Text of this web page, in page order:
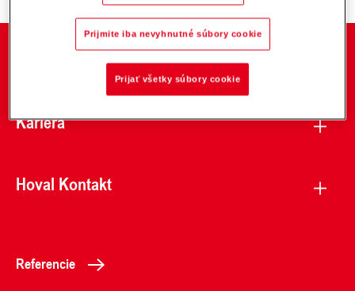
O spoločnosti
Kariéra
Hoval Kontakt
Referencie
Prijmite iba nevyhnutné súbory cookie
Prijať všetky súbory cookie